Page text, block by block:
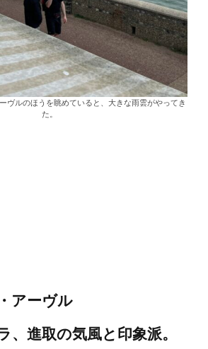
ヴルのほうを眺めていると、大きな雨雲がやってき
た。
アーヴル
、進取の気風と印象派。